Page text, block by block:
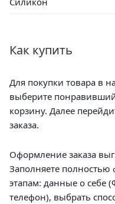
Как купить
Для покупки товара в
выберите
корзину. Далее
заказа.
Оформление заказа
Заполняете
этапам: данные о себе
телефон), выбрать